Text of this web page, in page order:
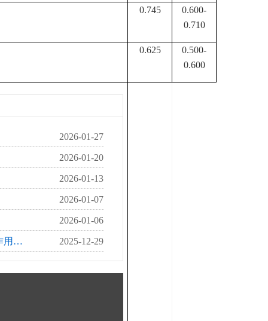
0.745
0.600-
0.710
0.625
0.500-
0.600
2026-01-27
2026-01-20
2026-01-13
2026-01-07
2026-01-06
2025-12-29
用…